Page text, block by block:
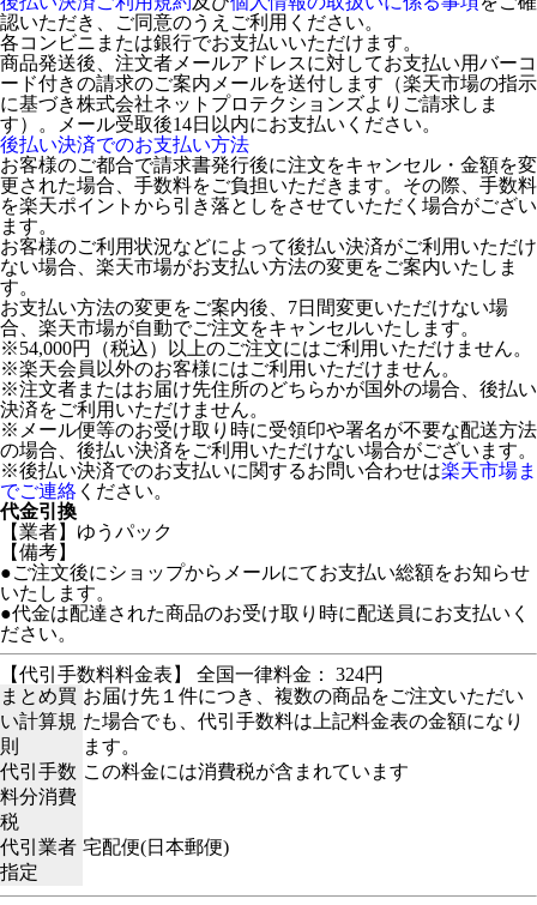
認いただき、ご同意のうえご利用ください。
各コンビニまたは銀行でお支払いいただけます。
商品発送後、注文者メールアドレスに対してお支払い用バーコ
ード付きの請求のご案内メールを送付します（楽天市場の指示
に基づき株式会社ネットプロテクションズよりご請求しま
す）。メール受取後14日以内にお支払いください。
後払い決済でのお支払い方法
お客様のご都合で請求書発行後に注文をキャンセル・金額を変
更された場合、手数料をご負担いただきます。その際、手数料
を楽天ポイントから引き落としをさせていただく場合がござい
ます。
お客様のご利用状況などによって後払い決済がご利用いただけ
ない場合、楽天市場がお支払い方法の変更をご案内いたしま
す。
お支払い方法の変更をご案内後、7日間変更いただけない場
合、楽天市場が自動でご注文をキャンセルいたします。
※54,000円（税込）以上のご注文にはご利用いただけません。
※楽天会員以外のお客様にはご利用いただけません。
※注文者またはお届け先住所のどちらかが国外の場合、後払い
決済をご利用いただけません。
※メール便等のお受け取り時に受領印や署名が不要な配送方法
の場合、後払い決済をご利用いただけない場合がございます。
※後払い決済でのお支払いに関するお問い合わせは楽天市場ま
でご連絡 ください。
代金引換
【業者】ゆうパック
【備考】
●ご注文後にショップからメールにてお支払い総額をお知らせ
いたします。
●代金は配達された商品のお受け取り時に配送員にお支払いく
ださい。
【代引手数料料金表】 全国一律料金： 324円
まとめ買
い計算規
則
お届け先１件につき、複数の商品をご注文いただい
た場合でも、代引手数料は上記料金表の金額になり
ます。
代引手数
料分消費
税
この料金には消費税が含まれています
代引業者
指定
宅配便(日本郵便)